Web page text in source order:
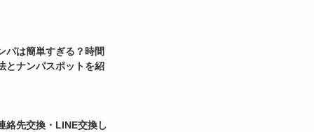
パは簡単すぎる？時間
とナンパスポットを紹
絡先交換・LINE交換し